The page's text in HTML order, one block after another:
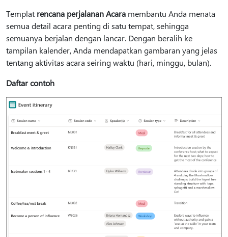
Templat rencana perjalanan Acara membantu Anda menata
semua detail acara penting di satu tempat, sehingga
semuanya berjalan dengan lancar. Dengan beralih ke
tampilan kalender, Anda mendapatkan gambaran yang jelas
tentang aktivitas acara seiring waktu (hari, minggu, bulan).
Daftar contoh